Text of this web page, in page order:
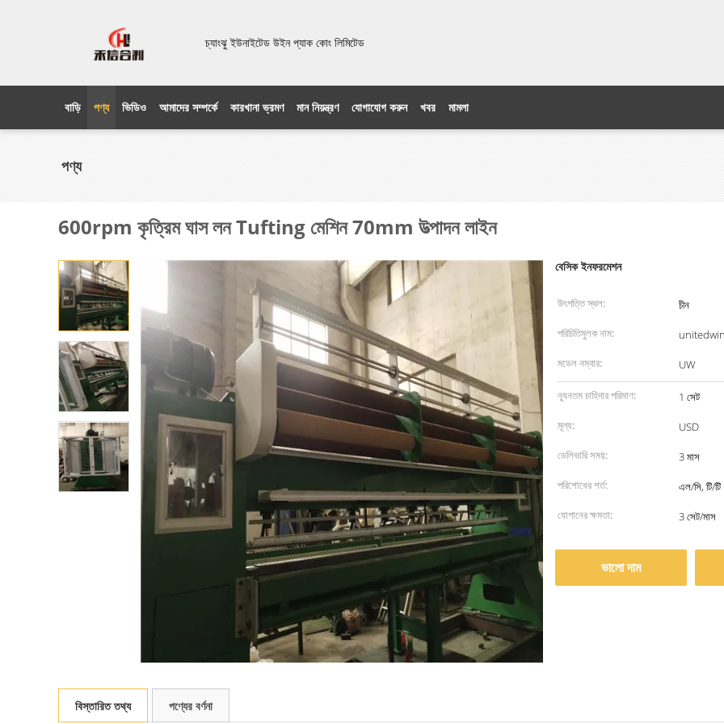
চ্যাংঝু ইউনাইটেড উইন প্যাক কোং লিমিটেড
বাড়ি পণ্য ভিডিও আমাদের সম্পর্কে কারখানা ভ্রমণ মান নিয়ন্ত্রণ যোগাযোগ করুন খবর মামলা
পণ্য
600rpm কৃত্রিম ঘাস লন Tufting মেশিন 70mm উত্পাদন লাইন
বেসিক ইনফরমেশন
উৎপত্তি স্থল:
চীন
পরিচিতিমুলক নাম:
unitedwin
মডেল নম্বার:
UW
ন্যূনতম চাহিদার পরিমাণ:
1 সেট
মূল্য:
USD
ডেলিভারি সময়:
3 মাস
পরিশোধের শর্ত:
এল/সি, টি/টি
যোগানের ক্ষমতা:
3 সেট/মাস
ভালো দাম
বিস্তারিত তথ্য পণ্যের বর্ণনা